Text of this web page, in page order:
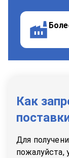
Как
Для
пожалуйста,